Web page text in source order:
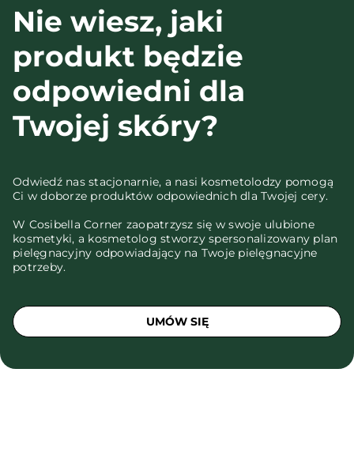
Nie wiesz, jaki
produkt będzie
odpowiedni dla
Twojej skóry?
Odwiedź nas stacjonarnie, a nasi kosmetolodzy pomogą
Ci w doborze produktów odpowiednich dla Twojej cery.
W Cosibella Corner zaopatrzysz się w swoje ulubione
kosmetyki, a kosmetolog stworzy spersonalizowany plan
pielęgnacyjny odpowiadający na Twoje pielęgnacyjne
potrzeby.
UMÓW SIĘ